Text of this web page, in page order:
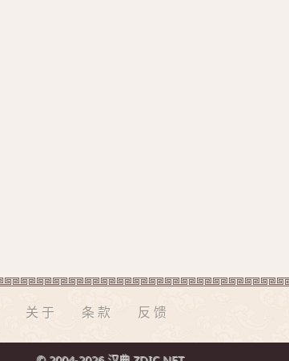
关于 条款 反馈